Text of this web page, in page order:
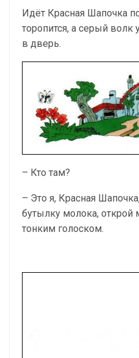
Идёт Красная Шапочка
торопится, а серый волк
в дверь.
– Кто там?
– Это я, Красная
бутылку молока, открой
тонким голоском.